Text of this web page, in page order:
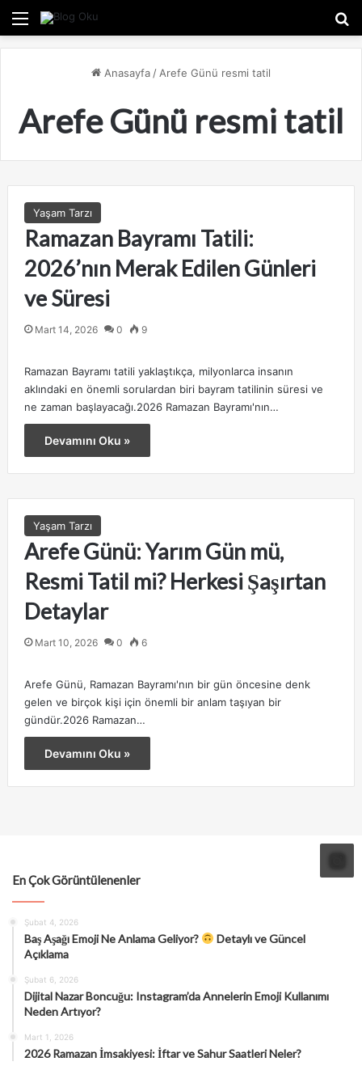
Menü
Anasayfa / Arefe Günü resmi tatil
Arefe Günü resmi tatil
Yaşam Tarzı
Ramazan Bayramı Tatili:
2026’nın Merak Edilen Günleri
ve Süresi
Mart 14, 2026 0 9
Ramazan Bayramı tatili yaklaştıkça, milyonlarca insanın
aklındaki en önemli sorulardan biri bayram tatilinin süresi ve
ne zaman başlayacağı.2026 Ramazan Bayramı'nın…
Devamını Oku »
Yaşam Tarzı
Arefe Günü: Yarım Gün mü,
Resmi Tatil mi? Herkesi Şaşırtan
Detaylar
Mart 10, 2026 0 6
Arefe Günü, Ramazan Bayramı'nın bir gün öncesine denk
gelen ve birçok kişi için önemli bir anlam taşıyan bir
gündür.2026 Ramazan…
Devamını Oku »
En Çok Görüntülenenler
Şubat 4, 2026
Baş Aşağı Emoji Ne Anlama Geliyor?
Detaylı ve Güncel
Açıklama
Şubat 6, 2026
Dijital Nazar Boncuğu: Instagram’da Annelerin Emoji Kullanımı
Neden Artıyor?
Mart 1, 2026
2026 Ramazan İmsakiyesi: İftar ve Sahur Saatleri Neler?